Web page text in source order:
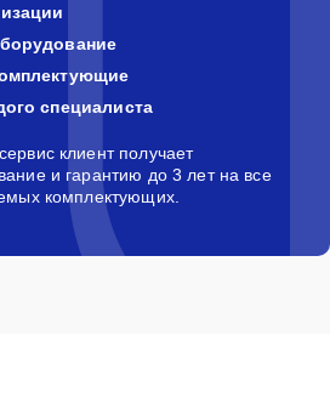
специалиста
клиент получает
и гарантию до 3 лет на все
комплектующих.